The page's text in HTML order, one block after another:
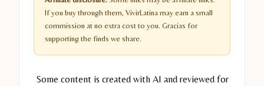
If you buy through them, VivirLatina may earn a small
commission at no extra cost to you. Gracias for
supporting the finds we share.
Some content is created with AI and reviewed for